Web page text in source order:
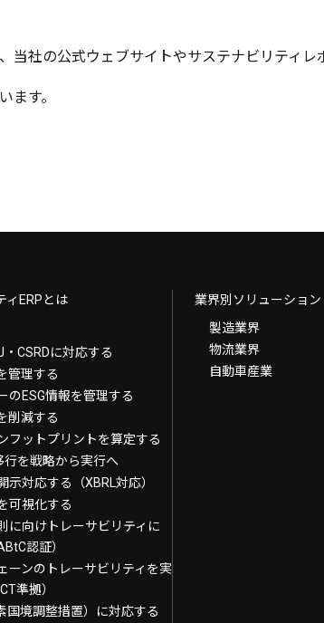
社の公式ウェブサイトやサステナビリティレ
ます。
ィERPとは
CSRDに対応する
管理する
のESG情報を管理する
削減する
フットプリントを算定する
行を戦略から実行へ
示対応する（XBRL対応）
可視化する
に向けトレーサビリティに
認証）
ーンのトレーサビリティを実
準拠）
国境調整措置）に対応する
業界別ソリューション
製造業界
物流業界
自動車産業